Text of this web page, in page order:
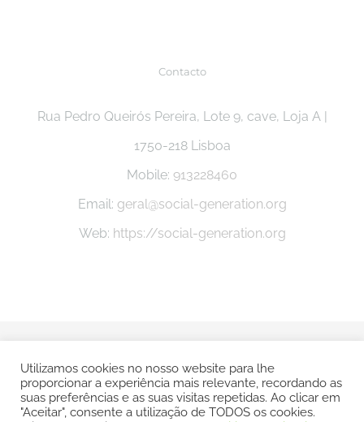
Contacto
Rua Pedro Queirós Pereira, Lote 9, cave, Loja A |
1750-218 Lisboa
Mobile: 913228460
Email: geral@social-generation.org
Web: https://social-generation.org
| Todos os direitos reservados | POWERED BYSMSP
Utilizamos cookies no nosso website para lhe
proporcionar a experiência mais relevante, recordando as
suas preferências e as suas visitas repetidas. Ao clicar em
"Aceitar", consente a utilização de TODOS os cookies.